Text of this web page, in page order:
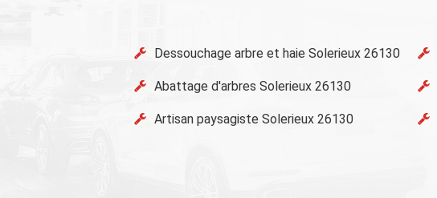
Dessouchage arbre et haie Solerieux 26130
Abattage d'arbres Solerieux 26130
Artisan paysagiste Solerieux 26130